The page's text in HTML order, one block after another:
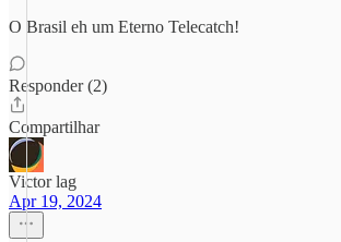
O Brasil eh um Eterno Telecatch!
Responder (2)
Compartilhar
Victor lag
Apr 19, 2024